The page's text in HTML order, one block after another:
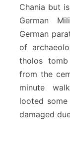
Chania but
German
German
of
tholos
from the
minute
looted
damaged